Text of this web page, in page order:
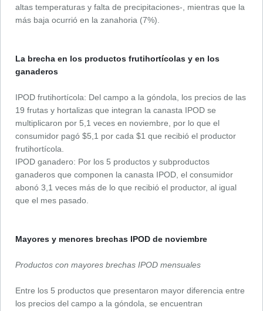
altas temperaturas y falta de precipitaciones-, mientras que la
más baja ocurrió en la zanahoria (7%).
La brecha en los productos frutihortícolas y en los
ganaderos
IPOD frutihortícola: Del campo a la góndola, los precios de las
19 frutas y hortalizas que integran la canasta IPOD se
multiplicaron por 5,1 veces en noviembre, por lo que el
consumidor pagó $5,1 por cada $1 que recibió el productor
frutihortícola.
IPOD ganadero: Por los 5 productos y subproductos
ganaderos que componen la canasta IPOD, el consumidor
abonó 3,1 veces más de lo que recibió el productor, al igual
que el mes pasado.
Mayores y menores brechas IPOD de noviembre
Productos con mayores brechas IPOD mensuales
Entre los 5 productos que presentaron mayor diferencia entre
los precios del campo a la góndola, se encuentran